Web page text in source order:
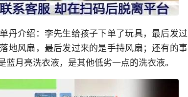
丹介绍：李先生给孩子下单了玩具，最后发过
地风扇，最后发过来的是手持风扇；还有的事
月亮洗衣液，是其他低劣一点的洗衣液。